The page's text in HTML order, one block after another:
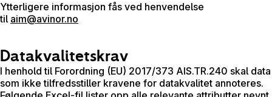
Ytterligere informasjon fås ved henvendelse
til aim@avinor.no
Datakvalitetskrav
I henhold til Forordning (EU) 2017/373 AIS.TR.240 skal data
som ikke tilfredsstiller kravene for datakvalitet annoteres.